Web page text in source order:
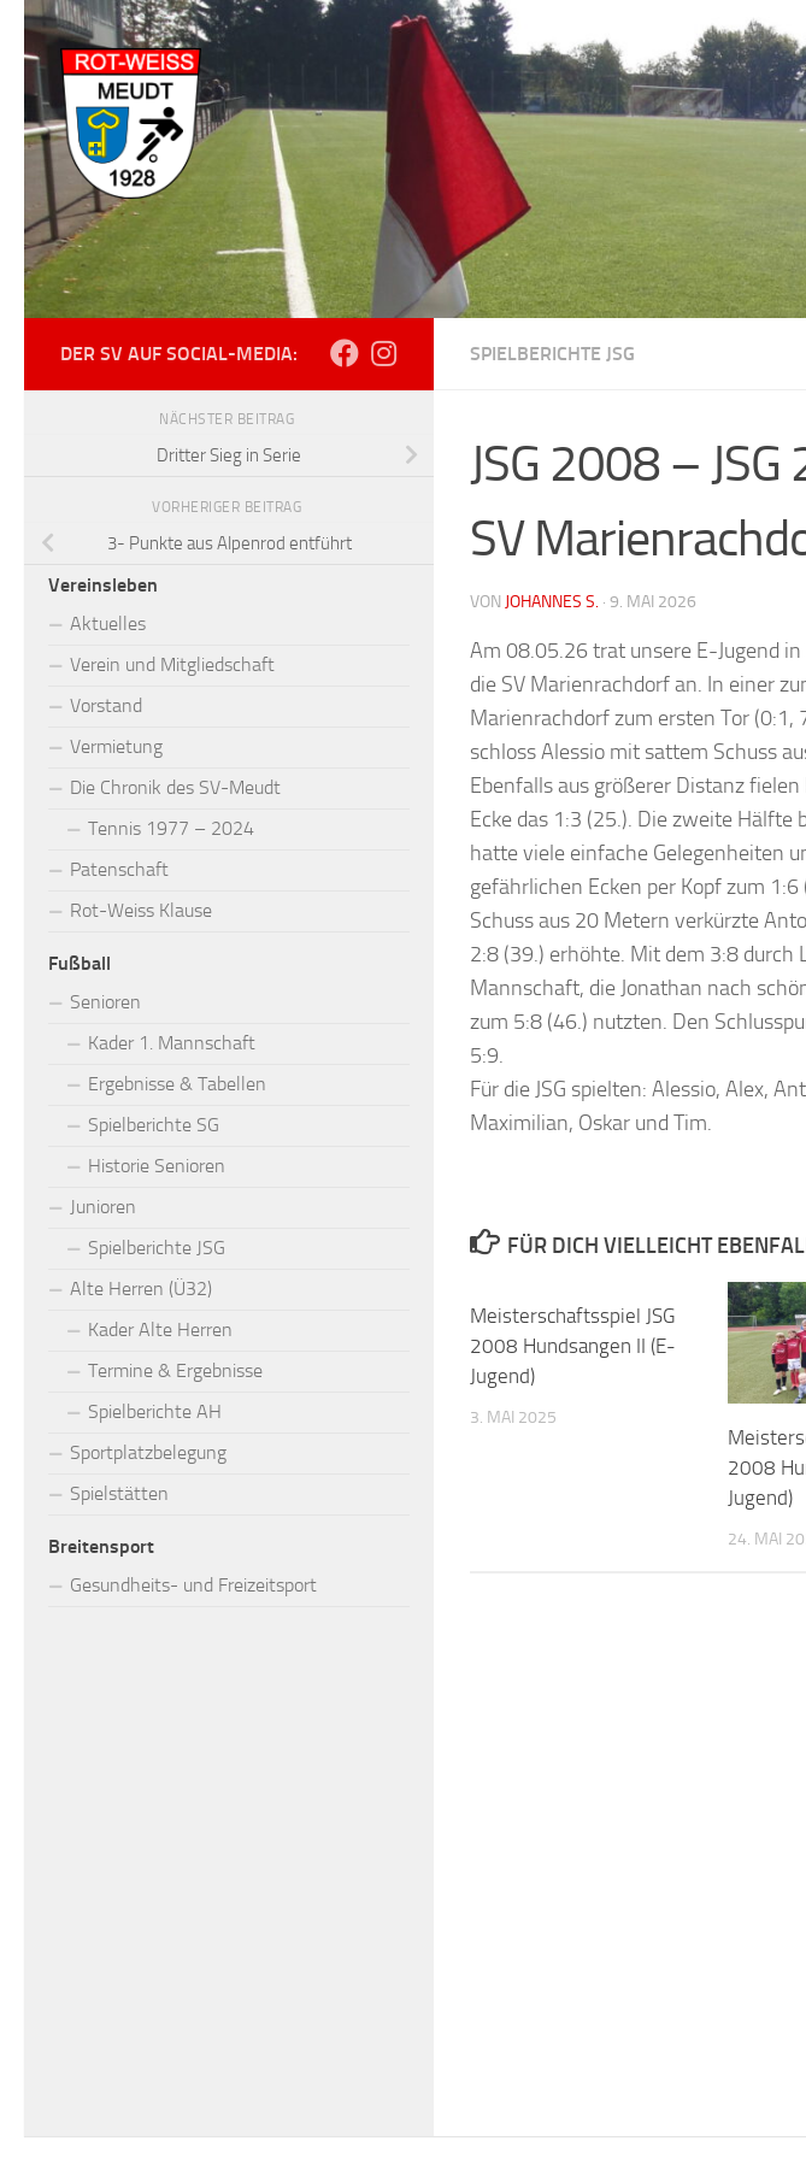
Zum Inhalt springen
SPIELBERICHTE JSG
JSG 2008 –
SV
VON JOHANNES S. · 9. MAI 2026
Am 08.05.26 trat unsere E-Jugend
die SV Marienrachdorf an. In einer
Marienrachdorf zum ersten Tor
schloss Alessio mit sattem Schuss
Ebenfalls aus größerer Distanz
Ecke das 1:3 (25.). Die zweite
hatte viele einfache Gelegenheiten
gefährlichen Ecken per Kopf zum
Schuss aus 20 Metern verkürzte
2:8 (39.) erhöhte. Mit dem 3:8 durch
Mannschaft, die Jonathan nach
zum 5:8 (46.) nutzten. Den
5:9.
Für die JSG spielten: Alessio, Alex,
Maximilian, Oskar und Tim.
FÜR DICH VIELLEICHT
Meisterschaftsspiel JSG
2008 Hundsangen II (E-
Jugend)
3. MAI 2025
2008
Jugend)
24. MAI
DER SV AUF SOCIAL-MEDIA:
NÄCHSTER BEITRAG
Dritter Sieg in Serie
VORHERIGER BEITRAG
3- Punkte aus Alpenrod entführt
Vereinsleben
Aktuelles
Verein und Mitgliedschaft
Vorstand
Vermietung
Die Chronik des SV-Meudt
Tennis 1977 – 2024
Patenschaft
Rot-Weiss Klause
Fußball
Senioren
Kader 1. Mannschaft
Ergebnisse & Tabellen
Spielberichte SG
Historie Senioren
Junioren
Spielberichte JSG
Alte Herren (Ü32)
Kader Alte Herren
Termine & Ergebnisse
Spielberichte AH
Sportplatzbelegung
Spielstätten
Breitensport
Gesundheits- und Freizeitsport